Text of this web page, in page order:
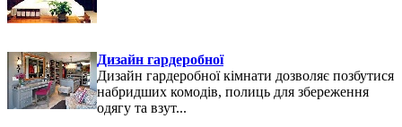
Дизайн гардеробної
Дизайн гардеробної кімнати дозволяє позбутися
набридших комодів, полиць для збереження
одягу та взут...